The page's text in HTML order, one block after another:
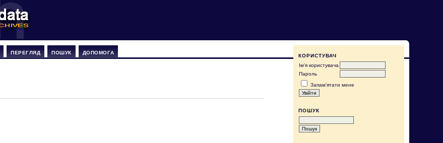
КОРИСТУВАЧ
Ім'я користувача
Пароль
Запам'ятати мене
ПОШУК
ПЕРЕГЛЯД ПОШУК ДОПОМОГА